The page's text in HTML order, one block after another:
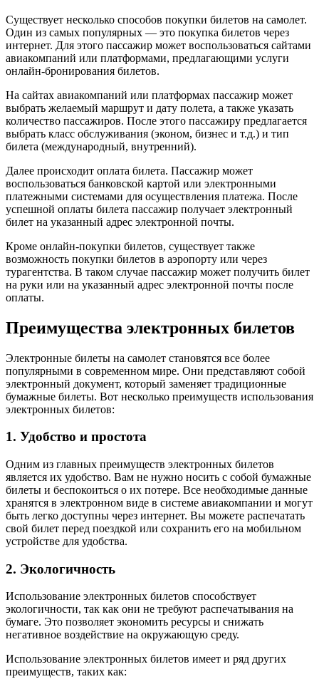
Существует несколько способов покупки билетов на самолет.
Один из самых популярных — это покупка билетов через
интернет. Для этого пассажир может воспользоваться сайтами
авиакомпаний или платформами, предлагающими услуги
онлайн-бронирования билетов.
На сайтах авиакомпаний или платформах пассажир может
выбрать желаемый маршрут и дату полета, а также указать
количество пассажиров. После этого пассажиру предлагается
выбрать класс обслуживания (эконом, бизнес и т.д.) и тип
билета (международный, внутренний).
Далее происходит оплата билета. Пассажир может
воспользоваться банковской картой или электронными
платежными системами для осуществления платежа. После
успешной оплаты билета пассажир получает электронный
билет на указанный адрес электронной почты.
Кроме онлайн-покупки билетов, существует также
возможность покупки билетов в аэропорту или через
турагентства. В таком случае пассажир может получить билет
на руки или на указанный адрес электронной почты после
оплаты.
Преимущества электронных билетов
Электронные билеты на самолет становятся все более
популярными в современном мире. Они представляют собой
электронный документ, который заменяет традиционные
бумажные билеты. Вот несколько преимуществ использования
электронных билетов:
1. Удобство и простота
Одним из главных преимуществ электронных билетов
является их удобство. Вам не нужно носить с собой бумажные
билеты и беспокоиться о их потере. Все необходимые данные
хранятся в электронном виде в системе авиакомпании и могут
быть легко доступны через интернет. Вы можете распечатать
свой билет перед поездкой или сохранить его на мобильном
устройстве для удобства.
2. Экологичность
Использование электронных билетов способствует
экологичности, так как они не требуют распечатывания на
бумаге. Это позволяет экономить ресурсы и снижать
негативное воздействие на окружающую среду.
Использование электронных билетов имеет и ряд других
преимуществ, таких как: